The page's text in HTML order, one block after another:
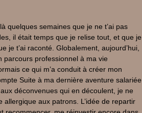
quelques semaines que je ne t’ai pas
il était temps que je relise tout, et que je
je t’ai raconté. Globalement, aujourd’hui,
parcours professionnel à ma vie
ce qui m’a conduit à créer mon
Suite à ma dernière aventure salariée
déconvenues qui en découlent, je ne
allergique aux patrons. L’idée de repartir